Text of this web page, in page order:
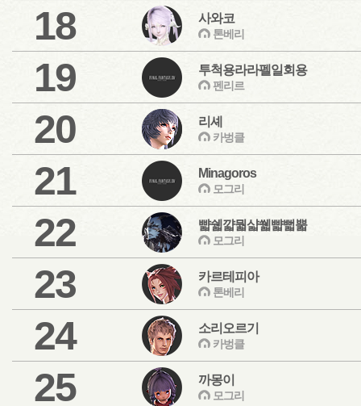
18 사와코
톤베리
19 투척용라라펠일회용
펜리르
20 리셰
카벙클
21 Minagoros
모그리
22 뺣쉛꺏뭛샯쒧뺣뻛뿗
모그리
23 카르테피아
톤베리
24 소리오르기
카벙클
25 까몽이
모그리